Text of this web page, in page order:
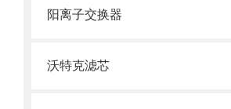
阳离子交换器
沃特克滤芯